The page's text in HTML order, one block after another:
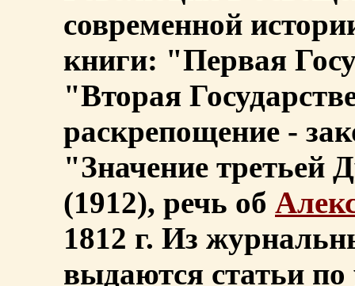
современной
книги: "Первая
"Вторая
раскрепощение -
"Значение третьей
(1912), речь об
1812 г. Из
выдаются статьи по